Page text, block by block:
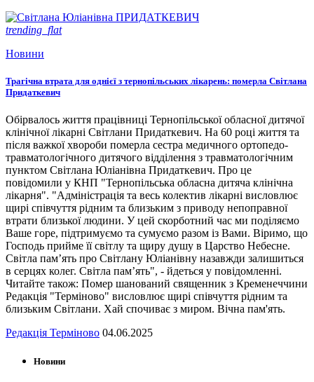
trending_flat
Новини
Трагічна втрата для однієї з тернопільських лікарень: померла Світлана
Придаткевич
Обірвалось життя працівниці Тернопільської обласної дитячої
клінічної лікарні Світлани Придаткевич. На 60 році життя та
після важкої хвороби померла сестра медичного ортопедо-
травматологічного дитячого відділення з травматологічним
пунктом Світлана Юліанівна Придаткевич. Про це
повідомили у КНП "Тернопільська обласна дитяча клінічна
лікарня". "Адміністрація та весь колектив лікарні висловлює
щирі співчуття рідним та близьким з приводу непоправної
втрати близької людини. У цей скорботний час ми поділяємо
Ваше горе, підтримуємо та сумуємо разом із Вами. Віримо, що
Господь прийме її світлу та щиру душу в Царство Небесне.
Світла пам’ять про Світлану Юліанівну назавжди залишиться
в серцях колег. Світла пам’ять", - йдеться у повідомленні.
Читайте також: Помер шанований священник з Кременеччини
Редакція "Терміново" висловлює щирі співчуття рідним та
близьким Світлани. Хай спочиває з миром. Вічна пам'ять.
Редакція Терміново 04.06.2025
Новини